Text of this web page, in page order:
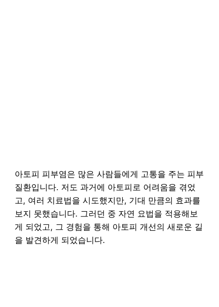
아토피 피부염은 많은 사람들에게 고통을 주는 피부
질환입니다. 저도 과거에 아토피로 어려움을 겪었
고, 여러 치료법을 시도했지만, 기대 만큼의 효과를
보지 못했습니다. 그러던 중 자연 요법을 적용해보
게 되었고, 그 경험을 통해 아토피 개선의 새로운 길
을 발견하게 되었습니다.